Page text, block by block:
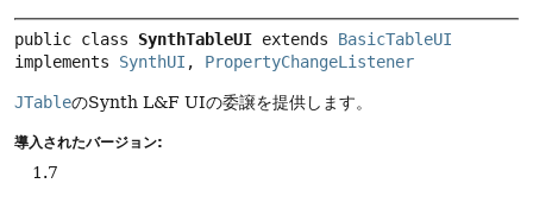
public class SynthTableUI extends BasicTableUI
implements SynthUI , PropertyChangeListener
JTableのSynth L&F UIの委譲を提供します。
導入されたバージョン:
1.7